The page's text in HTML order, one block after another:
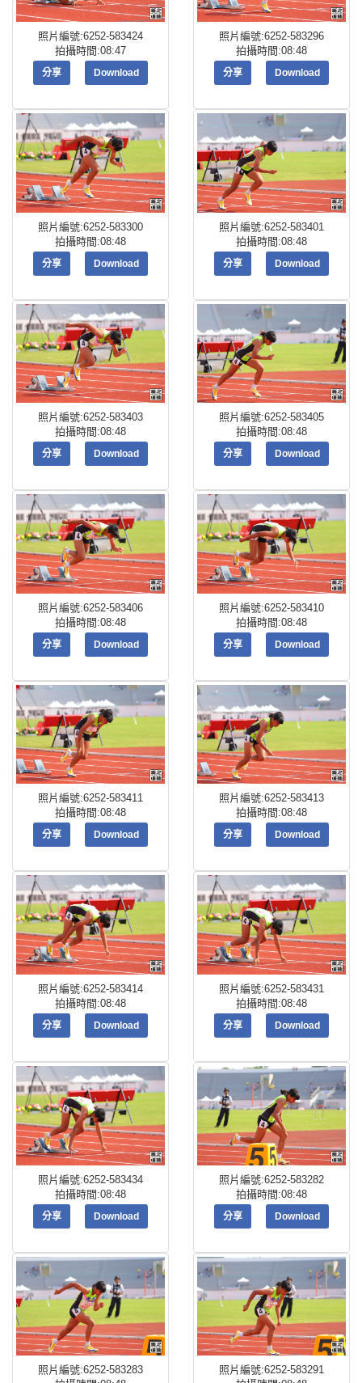
照片編號:6252-583424
拍攝時間:08:47
分享 Download
照片編號:6252-583296
拍攝時間:08:48
分享 Download
照片編號:6252-583300
拍攝時間:08:48
分享 Download
照片編號:6252-583401
拍攝時間:08:48
分享 Download
照片編號:6252-583403
拍攝時間:08:48
分享 Download
照片編號:6252-583405
拍攝時間:08:48
分享 Download
照片編號:6252-583406
拍攝時間:08:48
分享 Download
照片編號:6252-583410
拍攝時間:08:48
分享 Download
照片編號:6252-583411
拍攝時間:08:48
分享 Download
照片編號:6252-583413
拍攝時間:08:48
分享 Download
照片編號:6252-583414
拍攝時間:08:48
分享 Download
照片編號:6252-583431
拍攝時間:08:48
分享 Download
照片編號:6252-583434
拍攝時間:08:48
分享 Download
照片編號:6252-583282
拍攝時間:08:48
分享 Download
照片編號:6252-583283
照片編號:6252-583291